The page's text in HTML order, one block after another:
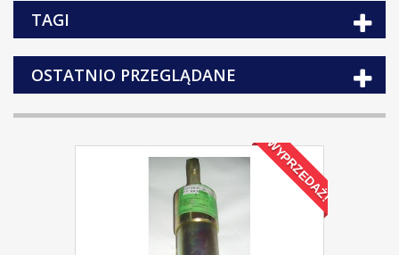
TAGI
OSTATNIO PRZEGLĄDANE
WYPRZEDAŻ!